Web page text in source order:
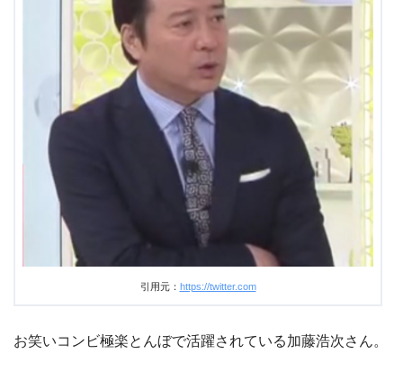
引用元： https://twitter.com
お笑いコンビ極楽とんぼで活躍されている加藤浩次さん。